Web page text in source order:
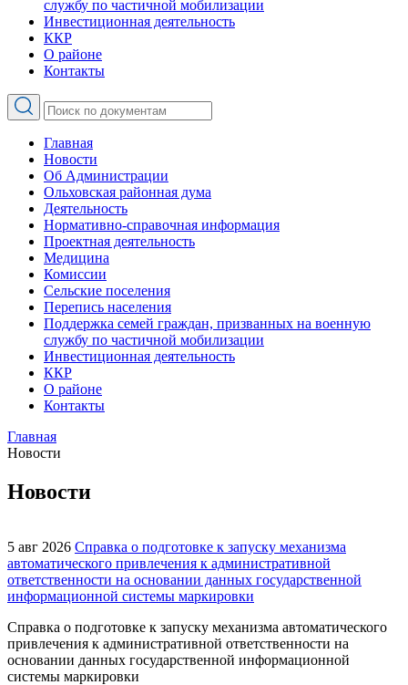
службу по частичной мобилизации
Инвестиционная деятельность
ККР
О районе
Контакты
Главная
Новости
Об Администрации
Ольховская районная дума
Деятельность
Нормативно-справочная информация
Проектная деятельность
Медицина
Комиссии
Сельские поселения
Перепись населения
Поддержка семей граждан, призванных на военную
службу по частичной мобилизации
Инвестиционная деятельность
ККР
О районе
Контакты
Главная
Новости
Новости
5 авг 2026 Справка о подготовке к запуску механизма
автоматического привлечения к административной
ответственности на основании данных государственной
информационной системы маркировки
Справка о подготовке к запуску механизма автоматического
привлечения к административной ответственности на
основании данных государственной информационной
системы маркировки